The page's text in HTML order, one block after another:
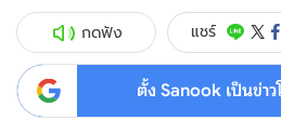
กดฟัง แชร์
ตั้ง Sanook เป็นข่า